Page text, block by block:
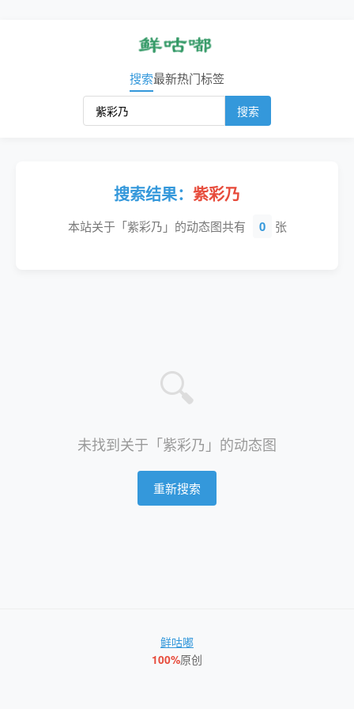
搜索最新热门标签
搜索
搜索结果： 紫彩乃
本站关于「紫彩乃」的动态图共有 0 张
🔍
未找到关于「紫彩乃」的动态图
重新搜索
鲜咕嘟
100%原创